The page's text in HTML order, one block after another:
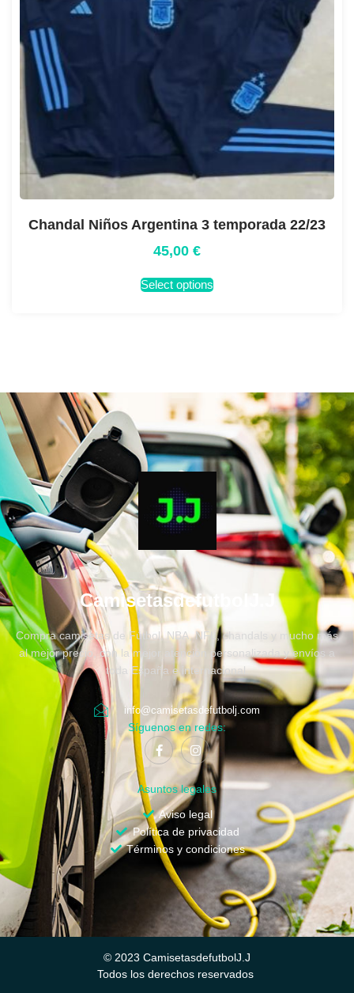
Chandal Niños Argentina 3 temporada 22/23
45,00 €
Select options
CamisetasdefutbolJ.J
Compra camisetas de Fútbol, NBA, NFL, chandals y mucho más
al mejor precio, con la mejor atención personalizada y envíos a
toda España e internacional.
info@camisetasdefutbolj.com
Síguenos en redes:
Asuntos legales
Aviso legal
Política de privacidad
Términos y condiciones
© 2023 CamisetasdefutbolJ.J
Todos los derechos reservados